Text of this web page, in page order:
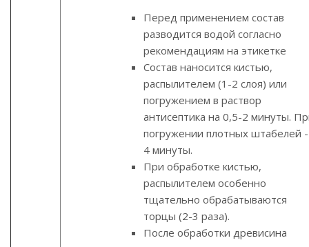
Перед применением состав
разводится водой согласно
рекомендациям на этикетке
Состав наносится кистью,
распылителем (1-2 слоя) или
погружением в раствор
антисептика на 0,5-2 минуты.
погружении плотных штабелей
4 минуты.
При обработке кистью,
распылителем особенно
тщательно обрабатываются
торцы (2-3 раза).
После обработки древисина